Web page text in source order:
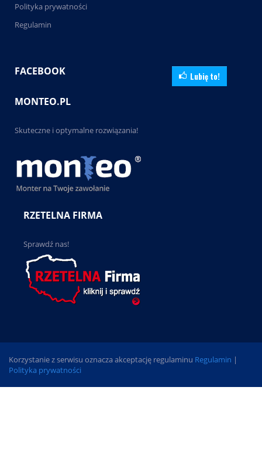
Polityka prywatności
Regulamin
FACEBOOK Lubię to!
MONTEO.PL
Skuteczne i optymalne rozwiązania!
RZETELNA FIRMA
Sprawdź nas!
Korzystanie z serwisu oznacza akceptację regulaminu Regulamin |
Polityka prywatności